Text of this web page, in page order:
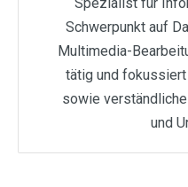
Schwerpunkt auf
Multimedia-
tätig und
sowie
und